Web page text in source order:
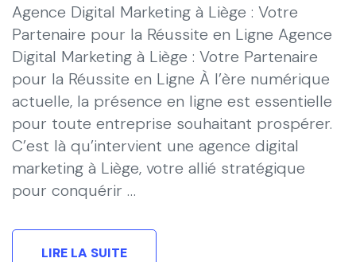
Agence Digital Marketing à Liège : Votre
Partenaire pour la Réussite en Ligne Agence
Digital Marketing à Liège : Votre Partenaire
pour la Réussite en Ligne À l’ère numérique
actuelle, la présence en ligne est essentielle
pour toute entreprise souhaitant prospérer.
C’est là qu’intervient une agence digital
marketing à Liège, votre allié stratégique
pour conquérir …
LIRE LA SUITE